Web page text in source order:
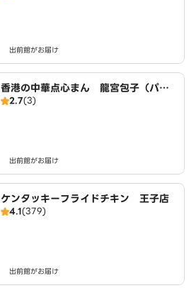
出前館がお届け
香港の中華点心まん 龍宮包子（パウ
ズ） Hong Kong Chinese Dim Su
2.7(3)
出前館がお届け
ケンタッキーフライドチキン 王子店
4.1(379)
出前館がお届け